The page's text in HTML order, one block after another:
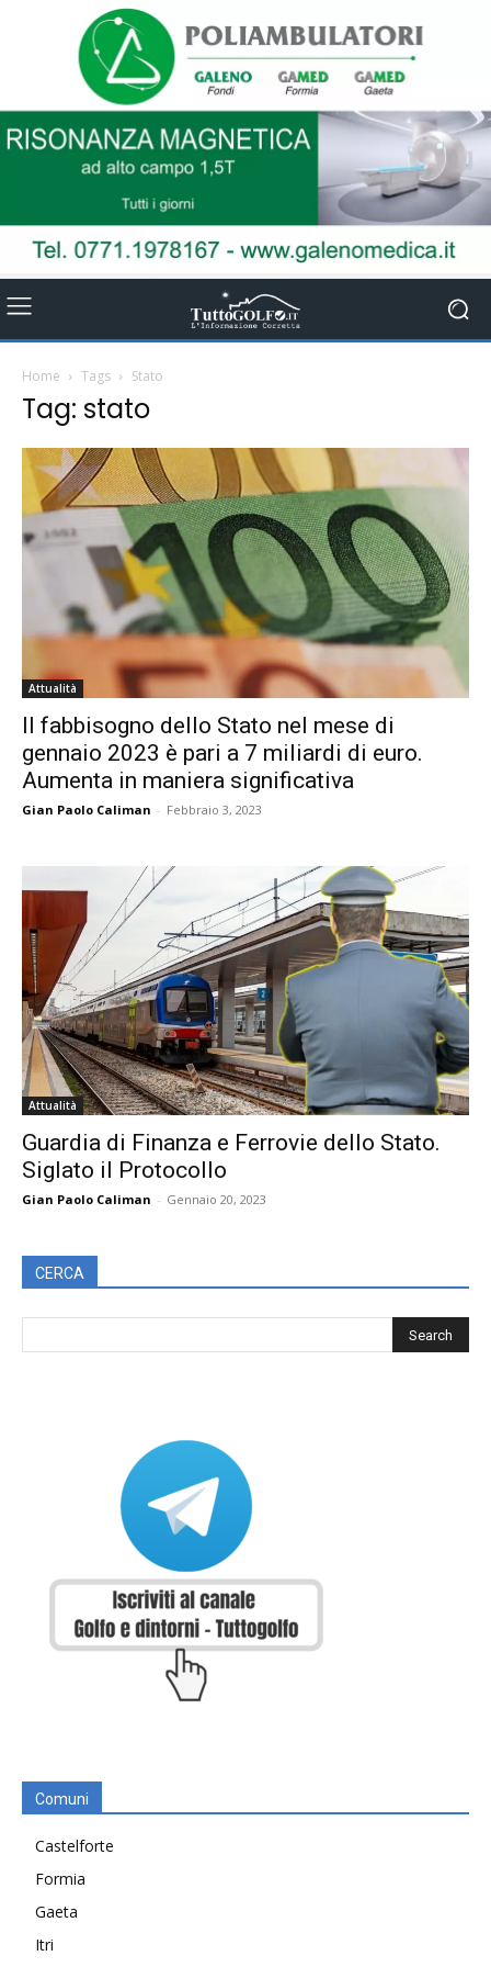
Home Tags Stato
Tag: stato
Attualità
Il fabbisogno dello Stato nel mese di
gennaio 2023 è pari a 7 miliardi di euro.
Aumenta in maniera significativa
Gian Paolo Caliman - Febbraio 3, 2023
Attualità
Guardia di Finanza e Ferrovie dello Stato.
Siglato il Protocollo
Gian Paolo Caliman - Gennaio 20, 2023
CERCA
Comuni
Castelforte
Formia
Gaeta
Itri